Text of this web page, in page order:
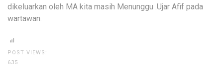
dikeluarkan oleh MA kita masih Menunggu .Ujar Afif pada
wartawan.
POST VIEWS:
635